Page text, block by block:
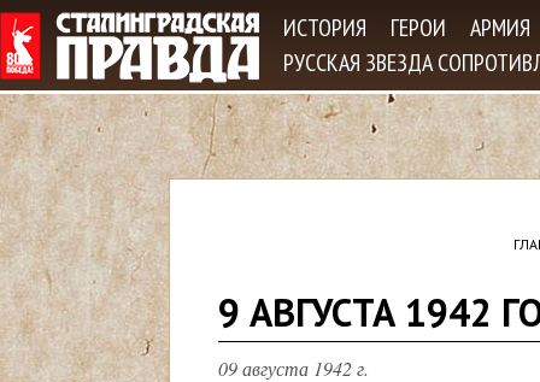
ИСТОРИЯ ГЕРОИ
АРМИЯ
РУССКАЯ ЗВЕЗДА
ы
9 АВГУСТА 1942
09 августа 1942 г.